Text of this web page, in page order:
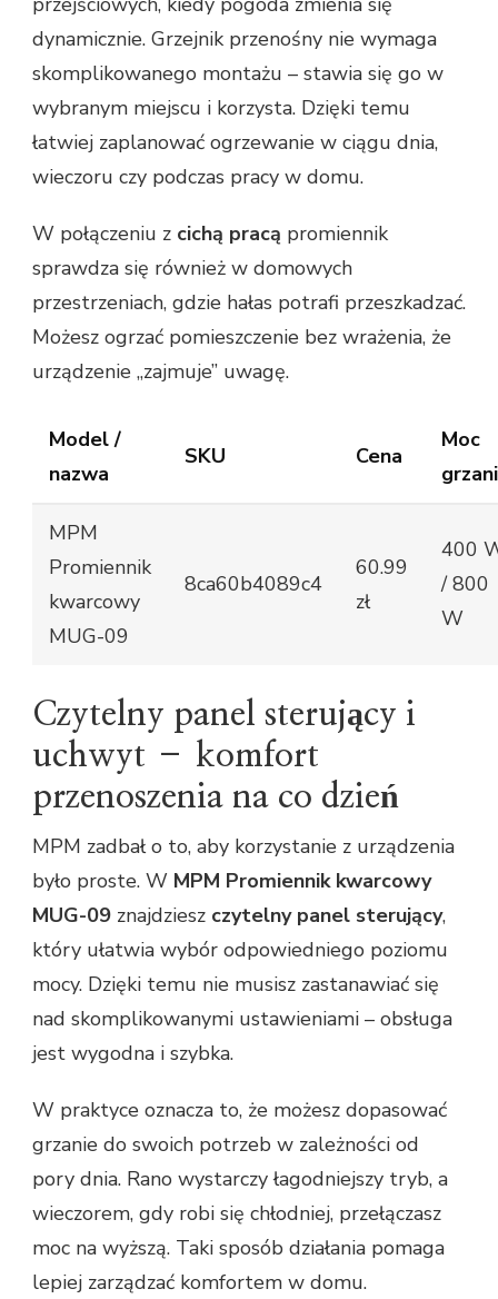
dynamicznie. Grzejnik przenośny nie wymaga
skomplikowanego montażu – stawia się go w
wybranym miejscu i korzysta. Dzięki temu
łatwiej zaplanować ogrzewanie w ciągu dnia,
wieczoru czy podczas pracy w domu.
W połączeniu z cichą pracą promiennik
sprawdza się również w domowych
przestrzeniach, gdzie hałas potrafi przeszkadzać.
Możesz ogrzać pomieszczenie bez wrażenia, że
urządzenie „zajmuje” uwagę.
Model /
nazwa
SKU Cena
Moc
MPM
Promiennik
kwarcowy
MUG-09
8ca60b4089c4
60.99
zł
400
/ 800
W
Czytelny panel sterujący i
uchwyt – komfort
przenoszenia na co dzień
MPM zadbał o to, aby korzystanie z urządzenia
było proste. W MPM Promiennik kwarcowy
MUG-09 znajdziesz czytelny panel sterujący,
który ułatwia wybór odpowiedniego poziomu
mocy. Dzięki temu nie musisz zastanawiać się
nad skomplikowanymi ustawieniami – obsługa
jest wygodna i szybka.
W praktyce oznacza to, że możesz dopasować
grzanie do swoich potrzeb w zależności od
pory dnia. Rano wystarczy łagodniejszy tryb, a
wieczorem, gdy robi się chłodniej, przełączasz
moc na wyższą. Taki sposób działania pomaga
lepiej zarządzać komfortem w domu.